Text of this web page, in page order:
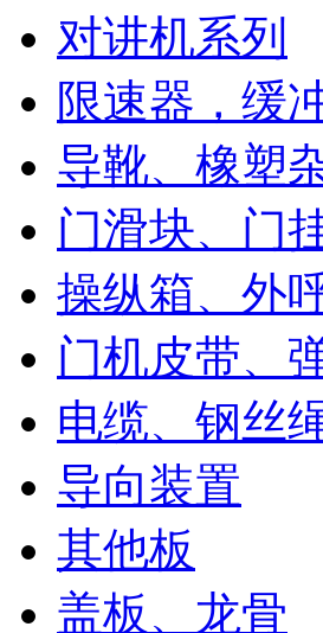
对讲机系列
限速器，缓
导靴、橡塑
门滑块、门
操纵箱、外
门机皮带、
电缆、钢丝
导向装置
其他板
盖板、龙骨